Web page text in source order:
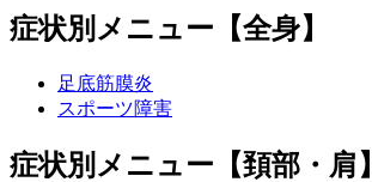
症状別メニュー【全身】
足底筋膜炎
スポーツ障害
症状別メニュー【頚部・肩】